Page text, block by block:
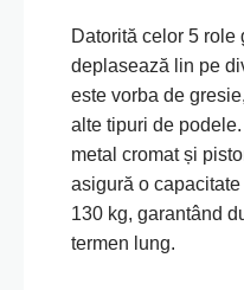
Datorită celor 5 role
deplasează lin pe
este vorba de
alte tipuri de
metal cromat și
asigură o
130 kg, garantând
termen lung.